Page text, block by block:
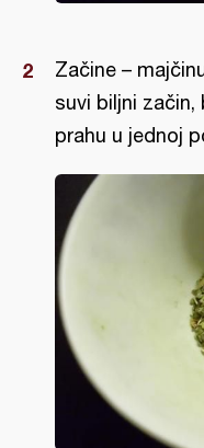
Začine –
suvi biljni začin,
prahu u jednoj